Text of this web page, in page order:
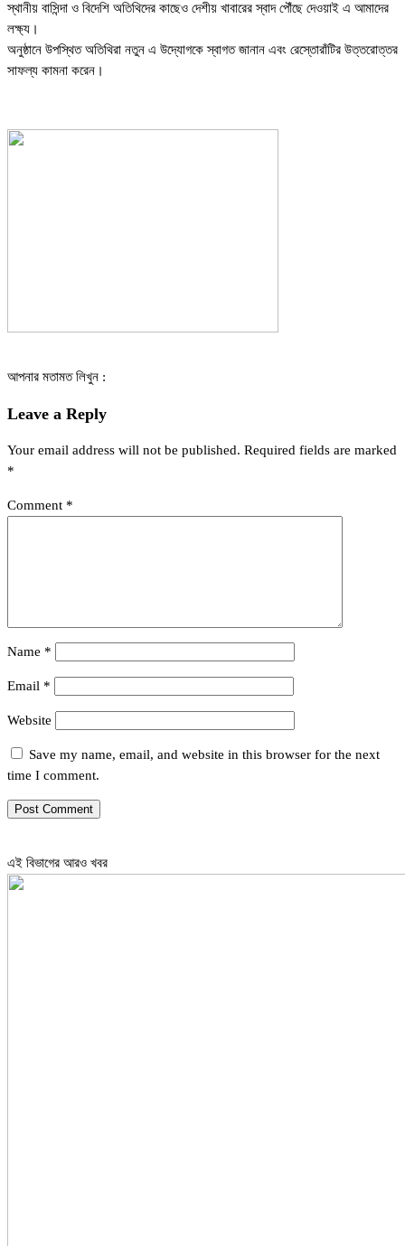
স্থানীয় বাসিন্দা ও বিদেশি অতিথিদের কাছেও দেশীয় খাবারের স্বাদ পৌঁছে দেওয়াই এ আমাদের
লক্ষ্য।
অনুষ্ঠানে উপস্থিত অতিথিরা নতুন এ উদ্যোগকে স্বাগত জানান এবং রেস্তোরাঁটির উত্তরোত্তর
সাফল্য কামনা করেন।
আপনার মতামত লিখুন :
Leave a Reply
Your email address will not be published. Required fields are marked
*
Comment *
Name *
Email *
Website
Save my name, email, and website in this browser for the next
time I comment.
এই বিভাগের আরও খবর